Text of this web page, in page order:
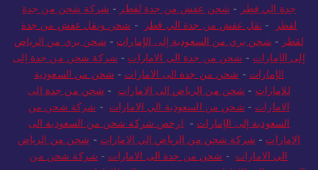
جدة الي قطر - شحن عفش من جدة لقطر - شركة شحن من جدة
لقطر
- نقل عفش من جدة الي قطر - شحن ونقل عفش من جدة
لقطر - شحن بري من السعودية إلى الإمارات - شحن بري من الرياض
إلى الإمارات - شحن من جدة الى الامارات - شركة شحن من جدة إلى
الإمارات - شحن من جدة الى الامارات - شحن من السعودية
للامارات - شحن من الرياض الى الامارات - شحن من جدة الى
الامارات - شحن من السعودية الي الامارات - شركة شحن من
السعودية إلى الإمارات - ارخص شركة شحن من السعودية الى
الامارات - شركة شحن من الرياض الي الامارات - شحن من الرياض
الي الامارات - شحن من جدة الى الامارات - شركة شحن من